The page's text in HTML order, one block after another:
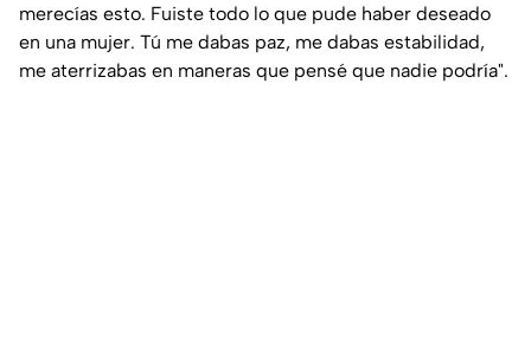
merecías esto. Fuiste todo lo que pude haber deseado
en una mujer. Tú me dabas paz, me dabas estabilidad,
me aterrizabas en maneras que pensé que nadie podría".